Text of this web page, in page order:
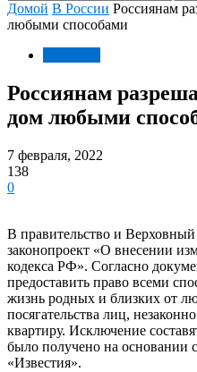
Домой В России Россиянам
любыми способами
Россиянам
дом любыми
7 февраля, 2022
138
0
В правительство и
законопроект «О внесении
кодекса РФ». Согласно
предоставить право всеми
жизнь родных и близких от
посягательства лиц,
квартиру. Исключение
было получено на основании
«Известия».